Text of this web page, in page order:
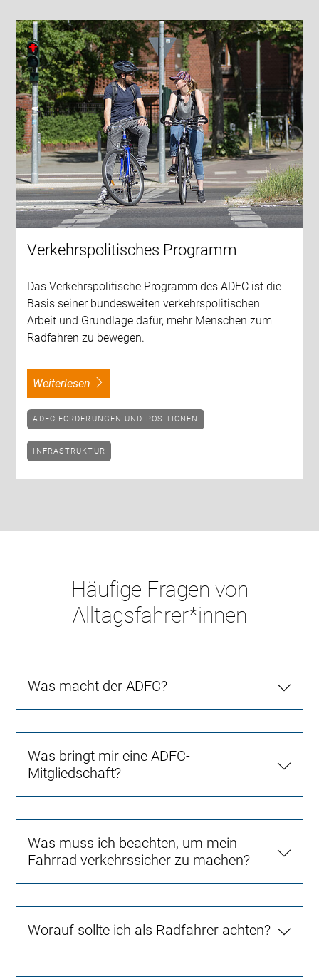
Verkehrspolitisches Programm
Das Verkehrspolitische Programm des ADFC ist die
Basis seiner bundesweiten verkehrspolitischen
Arbeit und Grundlage dafür, mehr Menschen zum
Radfahren zu bewegen.
weiterlesen
ADFC FORDERUNGEN UND POSITIONEN
INFRASTRUKTUR
Häufige Fragen von
Alltagsfahrer*innen
Was macht der ADFC?
Was bringt mir eine ADFC-
Mitgliedschaft?
Was muss ich beachten, um mein
Fahrrad verkehrssicher zu machen?
Worauf sollte ich als Radfahrer achten?